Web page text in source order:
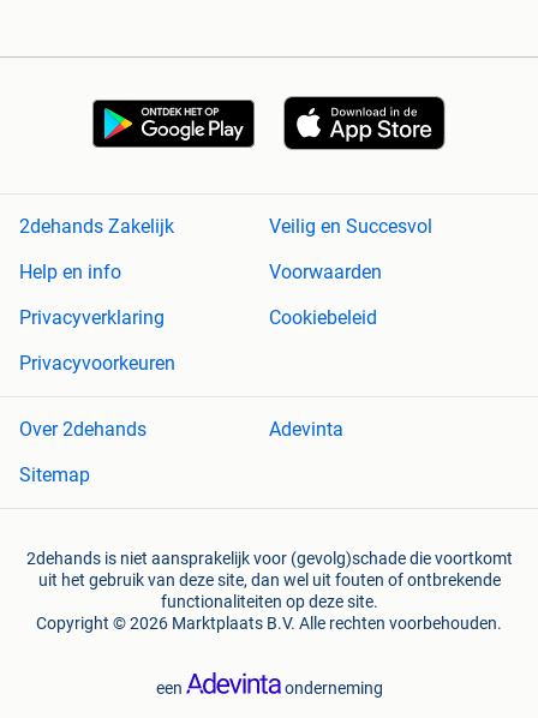
2dehands Zakelijk
Veilig en Succesvol
Help en info
Voorwaarden
Privacyverklaring
Cookiebeleid
Privacyvoorkeuren
Over 2dehands
Adevinta
Sitemap
2dehands is niet aansprakelijk voor (gevolg)schade die voortkomt
uit het gebruik van deze site, dan wel uit fouten of ontbrekende
functionaliteiten op deze site.
Copyright © 2026 Marktplaats B.V. Alle rechten voorbehouden.
een onderneming